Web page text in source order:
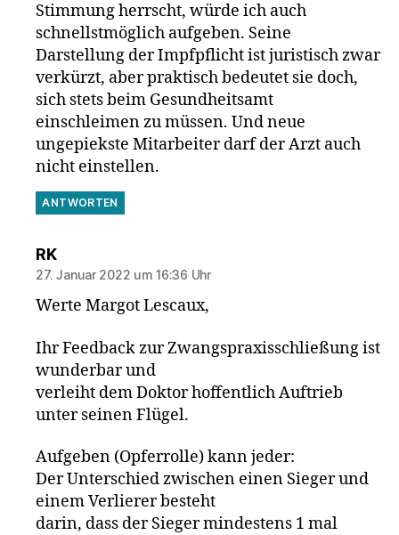
Stimmung herrscht, würde ich auch
schnellstmöglich aufgeben. Seine
Darstellung der Impfpflicht ist juristisch zwar
verkürzt, aber praktisch bedeutet sie doch,
sich stets beim Gesundheitsamt
einschleimen zu müssen. Und neue
ungepiekste Mitarbeiter darf der Arzt auch
nicht einstellen.
ANTWORTEN
RKsagt:
27. Januar 2022 um 16:36 Uhr
Werte Margot Lescaux,
Ihr Feedback zur Zwangspraxisschließung ist
wunderbar und
verleiht dem Doktor hoffentlich Auftrieb
unter seinen Flügel.
Aufgeben (Opferrolle) kann jeder:
Der Unterschied zwischen einen Sieger und
einem Verlierer besteht
darin, dass der Sieger mindestens 1 mal